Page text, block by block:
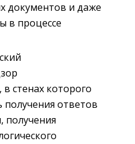
документов и даже
в процессе
стенах которого
ответов
получения